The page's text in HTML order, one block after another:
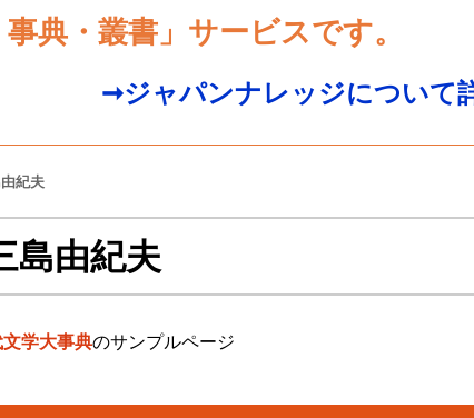
典・叢書」サービスです。
➞ジャパンナレッジについて
紀夫
島由紀夫
学大事典のサンプルページ